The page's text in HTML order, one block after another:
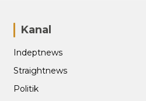
Kanal
Indeptnews
Straightnews
Politik